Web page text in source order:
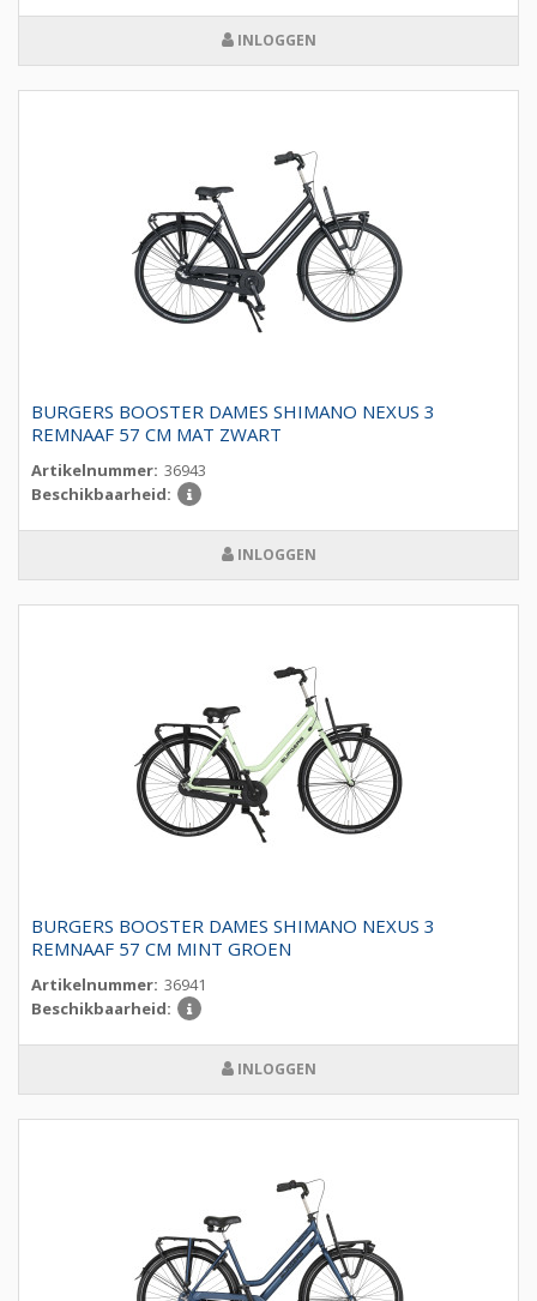
INLOGGEN
BURGERS BOOSTER DAMES SHIMANO NEXUS 3
REMNAAF 57 CM MAT ZWART
Artikelnummer: 36943
Beschikbaarheid:
INLOGGEN
BURGERS BOOSTER DAMES SHIMANO NEXUS 3
REMNAAF 57 CM MINT GROEN
Artikelnummer: 36941
Beschikbaarheid:
INLOGGEN